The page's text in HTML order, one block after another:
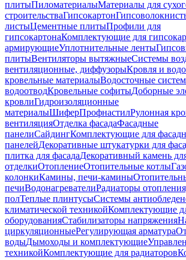
плитыПиломатериалыМатериалы для
строительстваГипсокартон
листыЦементные плитыПрофили для
гипсокартонаКомплектующие для
армирующиеУплотнительные ленты
плитыВентиляторы вытяжныеСистемы
вентиляционные, диффузорыКровля и
кровельные материалыВодосточные
водоотводКровельные софитыДоборные
кровлиГидроизоляционные
материалыШиферПрофнастилРулонная
вентиляцияОтделка фасадаФасадные
панелиСайдингКомплектующие для
панелейДекоративные штукатурки для
плитка для фасадаДекоративный камень
отделкиОтоплениеОтопительные котлы
колонкиКамины, печи-камины
печиВодонагревателиРадиаторы
полТеплые плинтусыСистемы
климатической техникойКомплектующие
оборудованияСтабилизаторы напряжения
циркуляционныеРегулирующая арматура
водыДымоходы и комплектующие
техникойКомплектующие для радиаторов